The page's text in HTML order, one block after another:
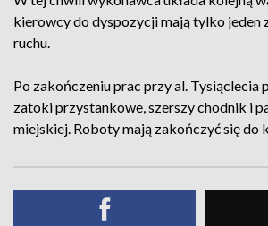
kierowcy do dyspozycji mają tylko jeden
ruchu.
Po zakończeniu prac przy al. Tysiąclecia
zatoki przystankowe, szerszy chodnik i
miejskiej. Roboty mają zakończyć się do